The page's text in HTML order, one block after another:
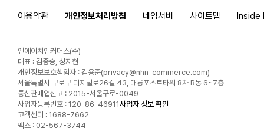
이용약관 개인정보처리방침 네임서버 사이트맵 Inside
엔에이치엔커머스(주)
대표 : 김종승, 성지현
개인정보보호책임자 : 김용준(privacy@nhn-commerce.com)
서울특별시 구로구 디지털로26길 43, 대륭포스트타워 8차 R동 6~7층
통신판매업신고 : 2015-서울구로-0049
사업자등록번호 : 120-86-46911사업자 정보 확인
고객센터 : 1688-7662
팩스 : 02-567-3744